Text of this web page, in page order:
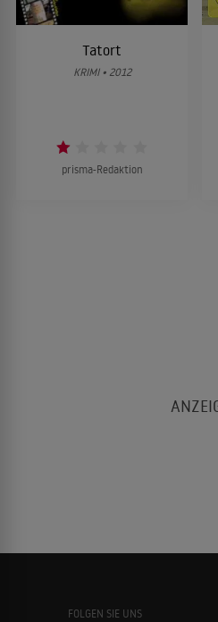
Tatort
KRIMI • 2012
prisma-Redaktion
FOLGEN SIE UNS